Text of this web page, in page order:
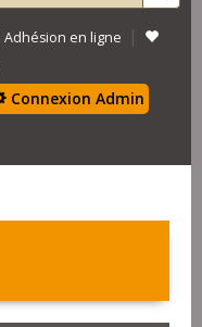
Adhésion en ligne |
Connexion Admin